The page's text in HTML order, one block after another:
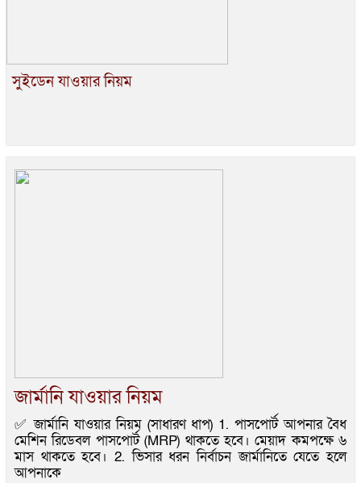
সুইডেন যাওয়ার নিয়ম
জার্মানি যাওয়ার নিয়ম
✅ জার্মানি যাওয়ার নিয়ম (সাধারণ ধাপ) 1. পাসপোর্ট আপনার বৈধ
মেশিন রিডেবল পাসপোর্ট (MRP) থাকতে হবে। মেয়াদ কমপক্ষে ৬
মাস থাকতে হবে। 2. ভিসার ধরন নির্বাচন জার্মানিতে যেতে হলে
আপনাকে